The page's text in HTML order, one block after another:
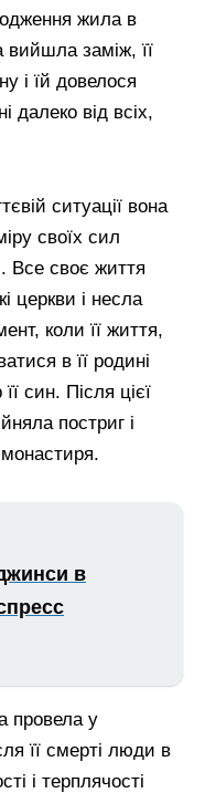
жила в
вийшла заміж, її
і їй довелося
далеко від всіх,
ситуації вона
своїх сил
Все своє життя
церкви і несла
коли її життя,
в її родині
син. Після цієї
постриг і
в
провела у
її смерті люди в
і терплячості